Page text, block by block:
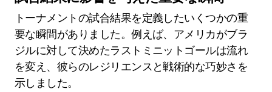
トーナメントの試合結果を定義したいくつかの重
要な瞬間がありました。例えば、アメリカがブラ
ジルに対して決めたラストミニットゴールは流れ
を変え、彼らのレジリエンスと戦術的な巧妙さを
示しました。